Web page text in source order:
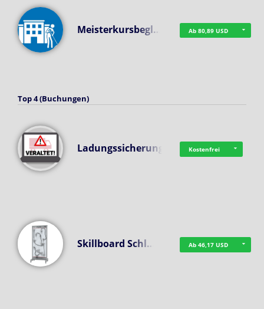
Meisterkursbegl… Ab 80,89 USD
Top 4 (Buchungen)
Ladungssicherung Kostenfrei
Skillboard Schl… Ab 46,17 USD